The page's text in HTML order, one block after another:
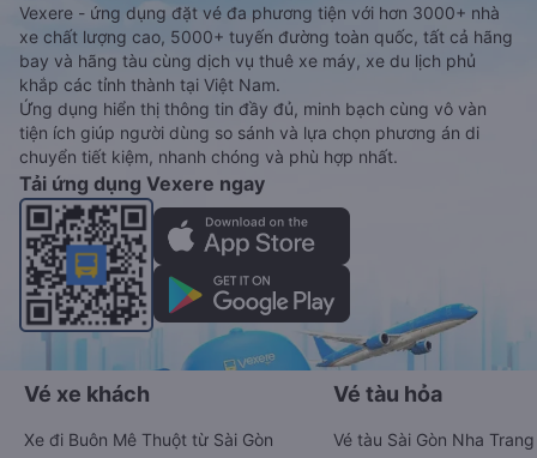
Vexere - ứng dụng đặt vé đa phương tiện với hơn 3000+ nhà
xe chất lượng cao, 5000+ tuyến đường toàn quốc, tất cả hãng
bay và hãng tàu cùng dịch vụ thuê xe máy, xe du lịch phủ
khắp các tỉnh thành tại Việt Nam.
Ứng dụng hiển thị thông tin đầy đủ, minh bạch cùng vô vàn
tiện ích giúp người dùng so sánh và lựa chọn phương án di
chuyển tiết kiệm, nhanh chóng và phù hợp nhất.
Tải ứng dụng Vexere ngay
Vé xe khách
Xe đi Buôn Mê Thuột từ Sài Gòn
Vé tàu hỏa
Vé tàu Sài Gòn Nha Trang